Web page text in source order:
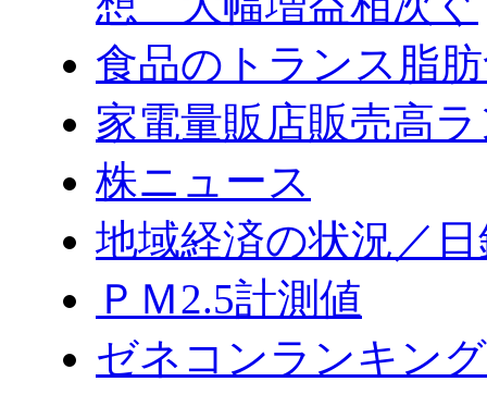
食品のトランス脂
家電量販店販売高
株ニュース
地域経済の状況／
ＰＭ2.5計測値
ゼネコンランキン